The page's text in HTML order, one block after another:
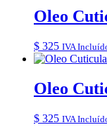
Oleo
$ 325 IVA
Oleo
$ 325 IVA